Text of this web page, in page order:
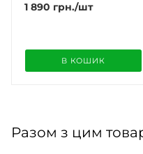
1 890 грн./шт
В КОШИК
Разом з цим